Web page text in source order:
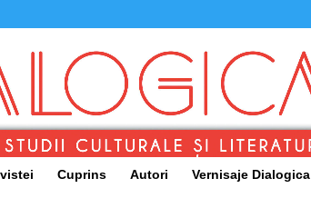
Cuprins Autori Vernisaje Dialogica